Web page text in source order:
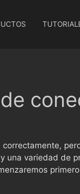
una variedad de